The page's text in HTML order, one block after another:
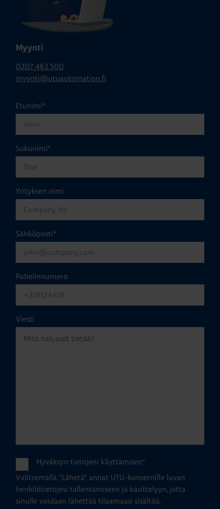
Myynti
0207 463 500
myynti@utuautomation.fi
Etunimi*
Sukunimi*
Yrityksen nimi
Sähköposti*
Puhelinnumero
Viesti
Hyväksyn tietojeni käyttämisen*
Valitsemalla "Lähetä" annat UTU-konsernille luvan
henkilötietojesi tallentamiseen ja käsittelyyn, jotta
sinulle voidaan lähettää tilaamaasi sisältöä.